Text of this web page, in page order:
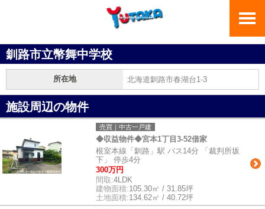
釧路市立幣舞中学校
所在地 北海道釧路市春湖台1-3
施設周辺の物件
売買｜中古一戸建
◆収益物件◆宮本1丁目3-52借家
根室本線「釧路」駅 バス14分 「裁判所坂
下」 停歩4分
300万円
間取:4LDK
建物面積:105.30㎡ / 31.85坪
土地面積:134.62㎡ / 40.72坪